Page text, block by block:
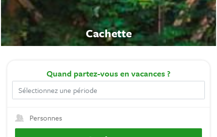
Cachette
Quand partez-vous en vacances ?
Personnes